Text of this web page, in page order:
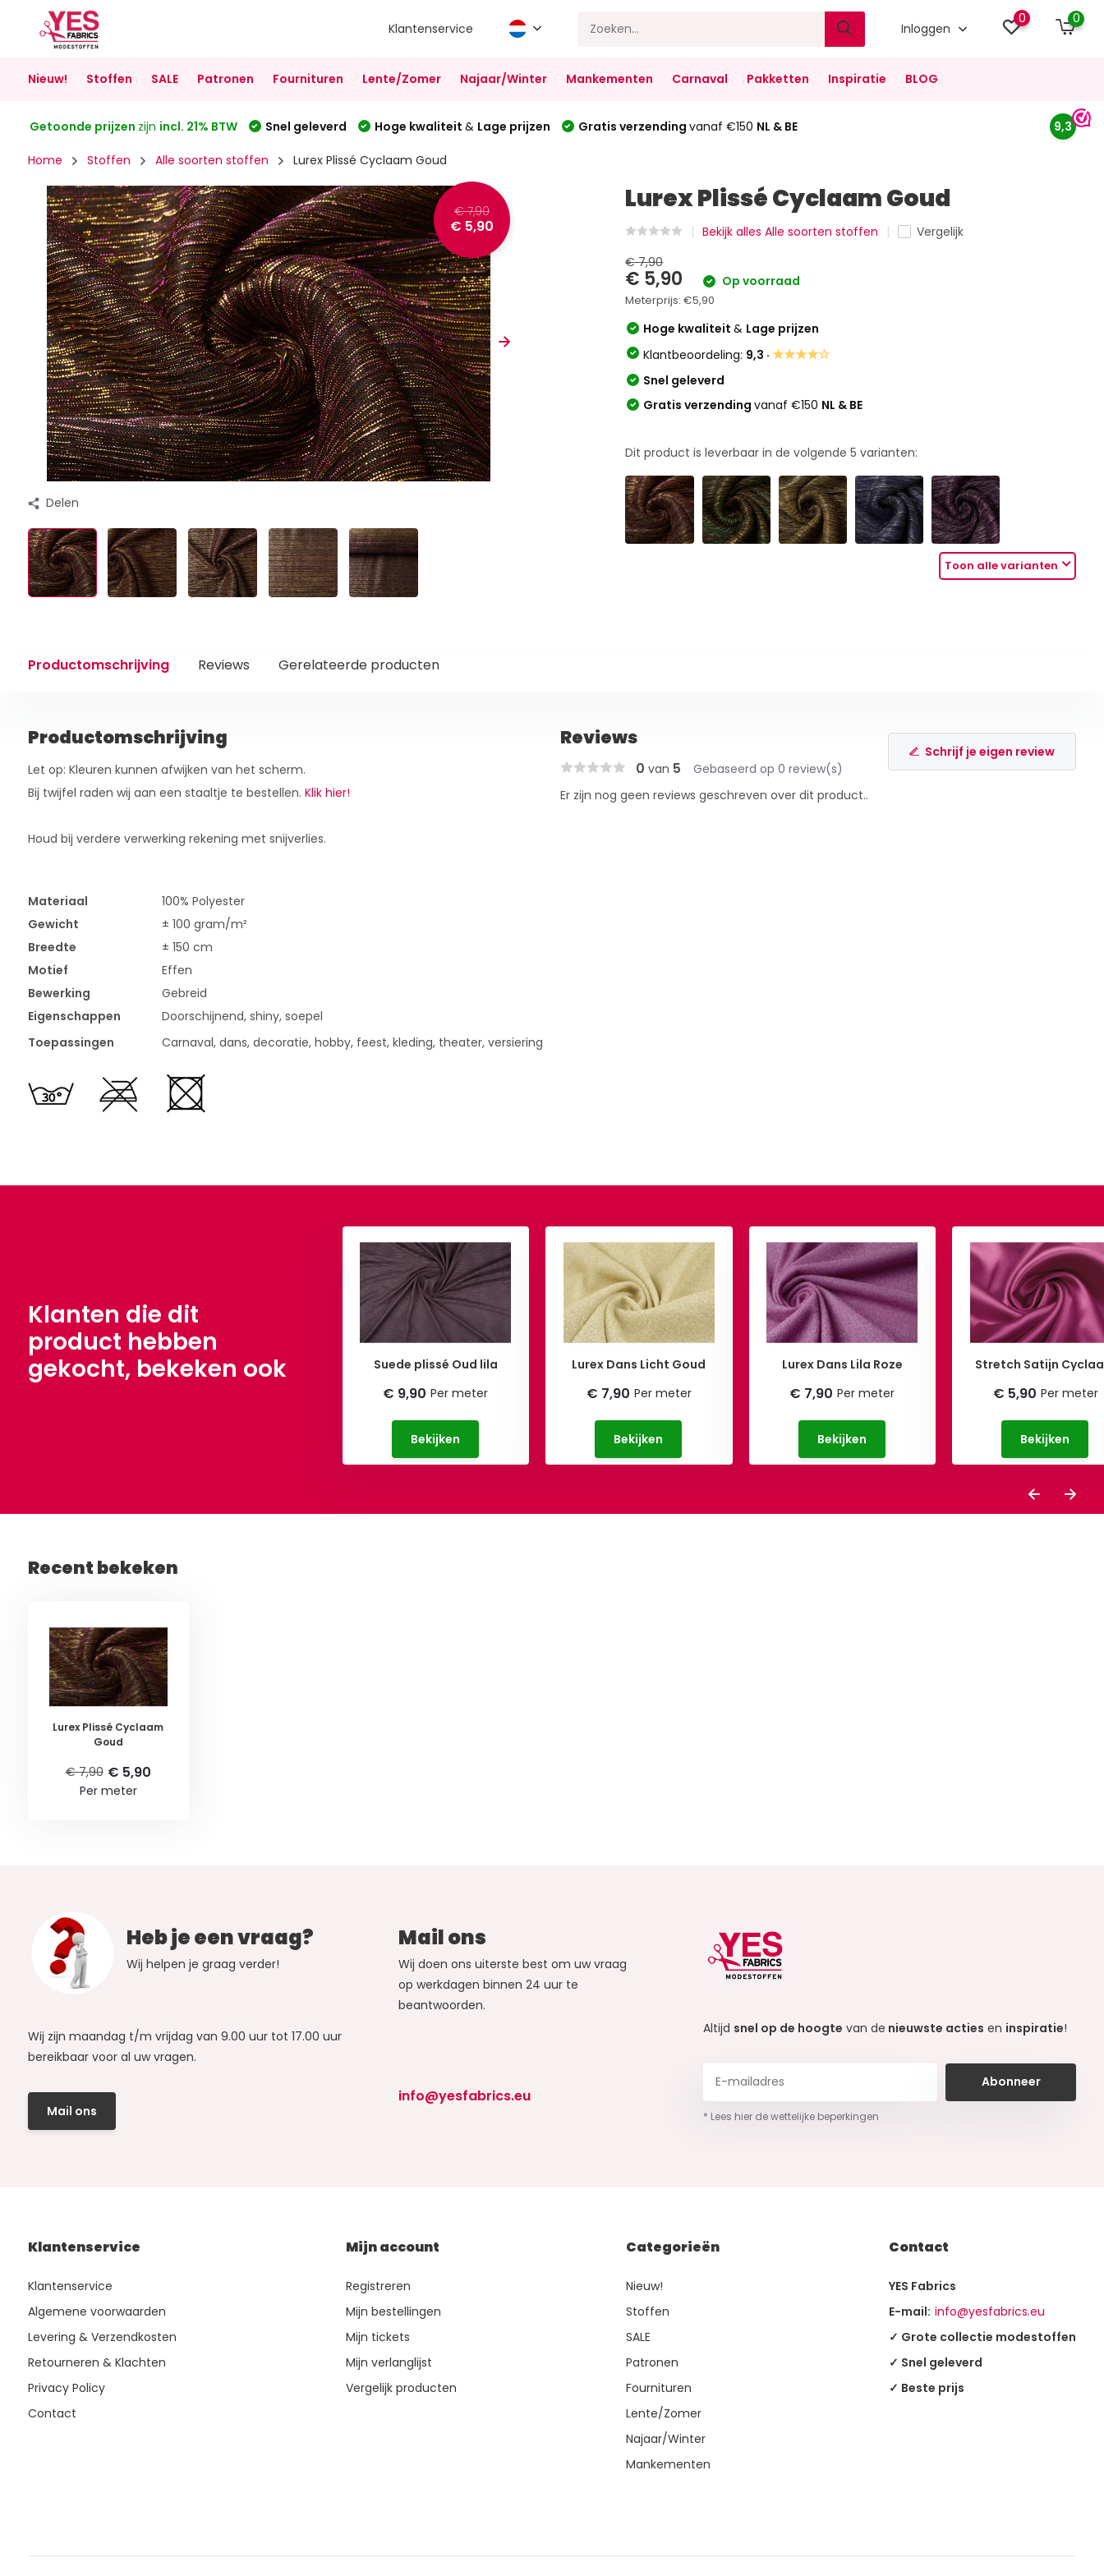
Klantenservice Inloggen
0 0
Nieuw! Stoffen SALE Patronen Fournituren Lente/Zomer Najaar/Winter Mankementen Carnaval Pakketten Inspiratie BLOG
Getoonde prijzen zijn incl. 21% BTW Snel geleverd Hoge kwaliteit & Lage prijzen Gratis verzending vanaf €150 NL & BE 9,3
Home Stoffen Alle soorten stoffen Lurex Plissé Cyclaam Goud
€ 7,90
€ 5,90
Delen
Lurex Plissé Cyclaam Goud
Bekijk alles Alle soorten stoffen
Vergelijk
€ 7,90
€ 5,90 Op voorraad
Meterprijs:€5,90
Hoge kwaliteit& Lage prijzen
Klantbeoordeling: 9,3 ·★★★★☆
Snel geleverd
Gratis verzendingvanaf €150 NL & BE
Dit product is leverbaar in de volgende5 varianten:
Toon alle varianten
Productomschrijving Reviews Gerelateerde producten
Productomschrijving
Let op: Kleuren kunnen afwijken van het scherm.
Bij twijfel raden wij aan een staaltje te bestellen. Klik hier!
Houd bij verdere verwerking rekening met snijverlies.
Materiaal
100% Polyester
Gewicht
± 100 gram/m²
Breedte
± 150 cm
Motief
Effen
Bewerking
Gebreid
Eigenschappen
Doorschijnend, shiny, soepel
Toepassingen
Carnaval, dans, decoratie, hobby, feest, kleding, theater, versiering
Reviews
0 van 5 Gebaseerd op 0 review(s)
Schrijf je eigen review
Er zijn nog geen reviews geschreven over dit product..
Klanten die dit
product hebben
gekocht, bekeken ook
Suede plissé Oud lila
€ 9,90 Per meter
Bekijken
Lurex Dans Licht Goud
€ 7,90 Per meter
Bekijken
Lurex Dans Lila Roze
€ 7,90 Per meter
Bekijken
Stretch Satijn
€ 5,90 Per meter
Bekijken
Recent bekeken
Lurex Plissé Cyclaam
Goud
€ 7,90 € 5,90
Per meter
Heb je een vraag?
Wij helpen je graag verder!
Wij zijn maandag t/m vrijdag van 9.00 uur tot 17.00 uur
bereikbaar voor al uw vragen.
Mail ons
Mail ons
Wij doen ons uiterste best om uw vraag
op werkdagen binnen 24 uur te
beantwoorden.
info@yesfabrics.eu
Altijd snel op de hoogte van de nieuwste acties en inspiratie!
Abonneer
* Lees hier de wettelijke beperkingen
Klantenservice
Klantenservice
Algemene voorwaarden
Levering & Verzendkosten
Retourneren & Klachten
Privacy Policy
Contact
Mijn account
Registreren
Mijn bestellingen
Mijn tickets
Mijn verlanglijst
Vergelijk producten
Categorieën
Nieuw!
Stoffen
SALE
Patronen
Fournituren
Lente/Zomer
Najaar/Winter
Mankementen
Contact
YES Fabrics
E-mail: info@yesfabrics.eu
✓ Grote collectie modestoffen
✓ Snel geleverd
✓ Beste prijs